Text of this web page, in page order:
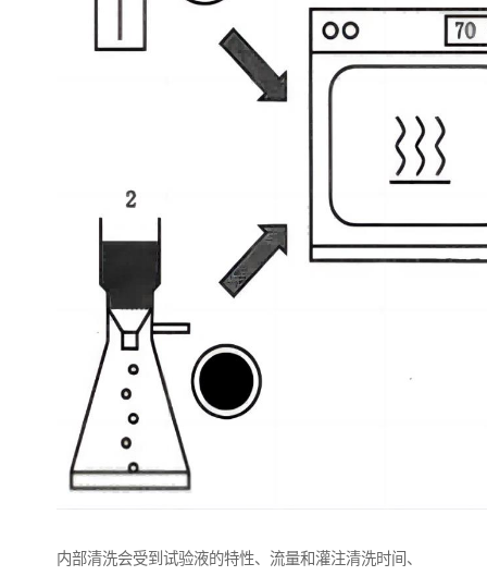
内部清洗会受到试验液的特性、流量和灌注清洗时间、